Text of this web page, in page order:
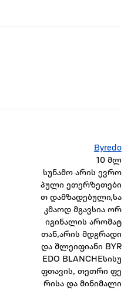
Byredo
10 მლ
სუნამო არის ევრო
პული ეთერზეთები
თ დამზადებული,სა
კმაოდ მგავსია ორ
იგინალის არომატ
თან,არის მდგრადი
და შლეიფიანი BYR
EDO BLANCHEსისუ
ფთავის, თეთრი ფე
რისა და მინიმალი